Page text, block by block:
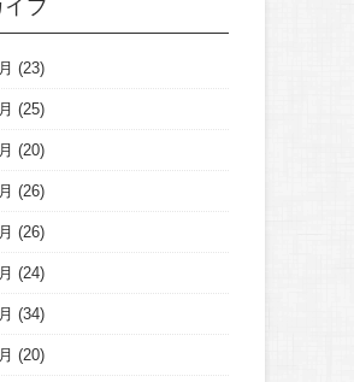
ブ
(23)
(25)
(20)
(26)
(26)
(24)
(34)
(20)